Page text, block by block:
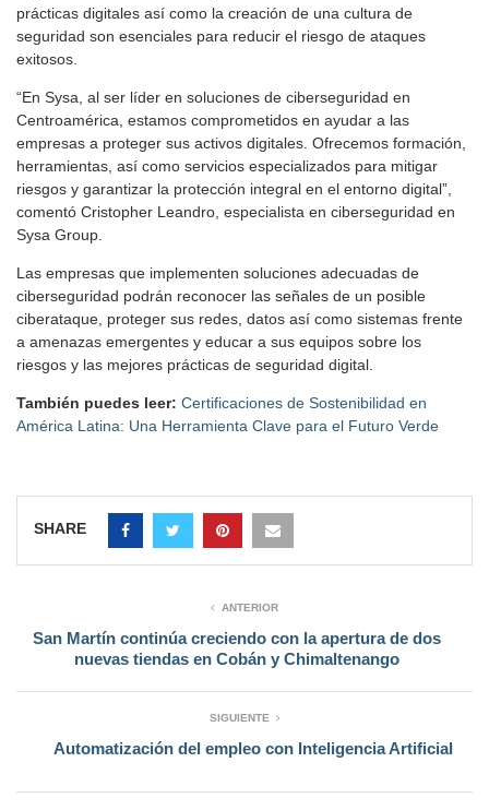
prácticas digitales así como la creación de una cultura de
seguridad son esenciales para reducir el riesgo de ataques
exitosos.
“En Sysa, al ser líder en soluciones de ciberseguridad en
Centroamérica, estamos comprometidos en ayudar a las
empresas a proteger sus activos digitales. Ofrecemos formación,
herramientas, así como servicios especializados para mitigar
riesgos y garantizar la protección integral en el entorno digital”,
comentó Cristopher Leandro, especialista en ciberseguridad en
Sysa Group.
Las empresas que implementen soluciones adecuadas de
ciberseguridad podrán reconocer las señales de un posible
ciberataque, proteger sus redes, datos así como sistemas frente
a amenazas emergentes y educar a sus equipos sobre los
riesgos y las mejores prácticas de seguridad digital.
También puedes leer: Certificaciones de Sostenibilidad en
América Latina: Una Herramienta Clave para el Futuro Verde
SHARE
ANTERIOR
San Martín continúa creciendo con la apertura de dos
nuevas tiendas en Cobán y Chimaltenango
SIGUIENTE
Automatización del empleo con Inteligencia Artificial